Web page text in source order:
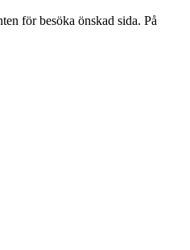
för besöka önskad sida. På